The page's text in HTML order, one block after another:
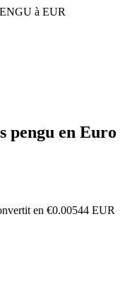
à EUR
pengu en Euro
en €0.00544 EUR